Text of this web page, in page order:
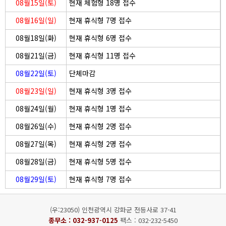
08월15일(토)
현재 체험형 18명 접수
08월16일(일)
현재 휴식형 7명 접수
08월18일(화)
현재 휴식형 6명 접수
08월21일(금)
현재 휴식형 11명 접수
08월22일(토)
단체마감
08월23일(일)
현재 휴식형 3명 접수
08월24일(월)
현재 휴식형 1명 접수
08월26일(수)
현재 휴식형 2명 접수
08월27일(목)
현재 휴식형 2명 접수
08월28일(금)
현재 휴식형 5명 접수
08월29일(토)
현재 휴식형 7명 접수
(우:23050) 인천광역시 강화군 전등사로 37-41
종무소 : 032-937-0125 팩스 : 032-232-5450